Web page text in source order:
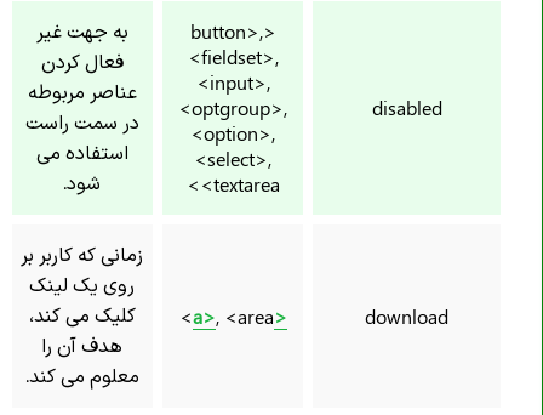
disabled
<button>,
<fieldset>,
<input>,
<optgroup>,
<option>,
<select>,
<textarea>
به جهت غیر
فعال کردن
عناصر مربوطه
در سمت راست
استفاده می
شود.
download
<a>
, <area>
زمانی که کاربر بر
روی یک لینک
کلیک می کند،
هدف آن را
معلوم می کند.